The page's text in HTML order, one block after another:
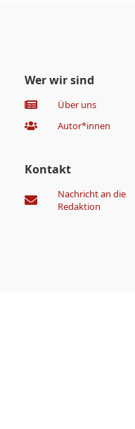
Wer wir sind
Über uns
Autor*innen
Kontakt
Nachricht an die
Redaktion